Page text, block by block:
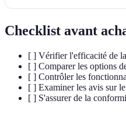
Checklist avant
[ ] Vérifier l'efficacité de
[ ] Comparer les options
[ ] Contrôler les
[ ] Examiner les avis sur
[ ] S'assurer de la